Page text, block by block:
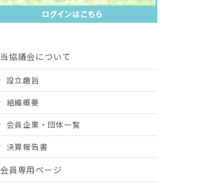
当協議会について
設立趣旨
組織概要
会員企業・団体一覧
決算報告書
会員専用ページ